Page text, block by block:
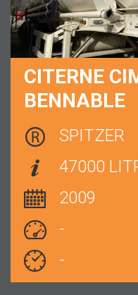
CITERNE
BENNABLE
SPITZER
47000
2009
-
-